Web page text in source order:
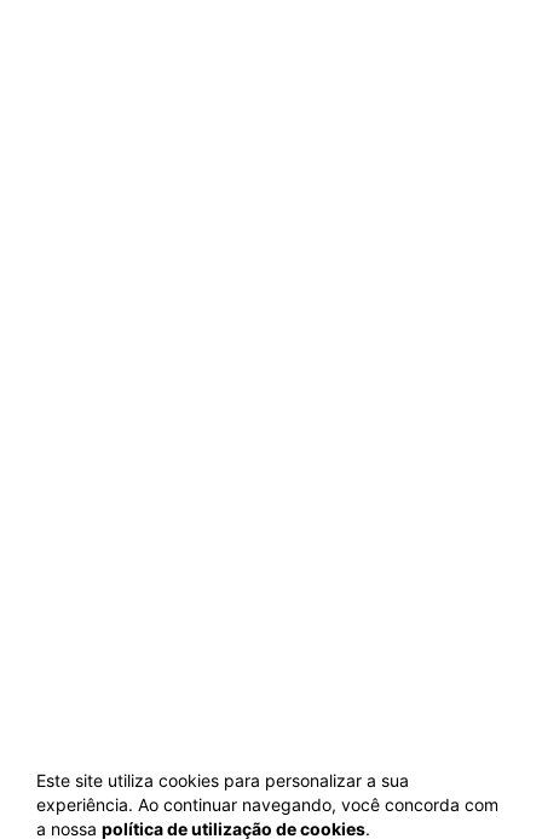
Este site utiliza cookies para personalizar a sua
experiência. Ao continuar navegando, você concorda com
a nossa política de utilização de cookies.